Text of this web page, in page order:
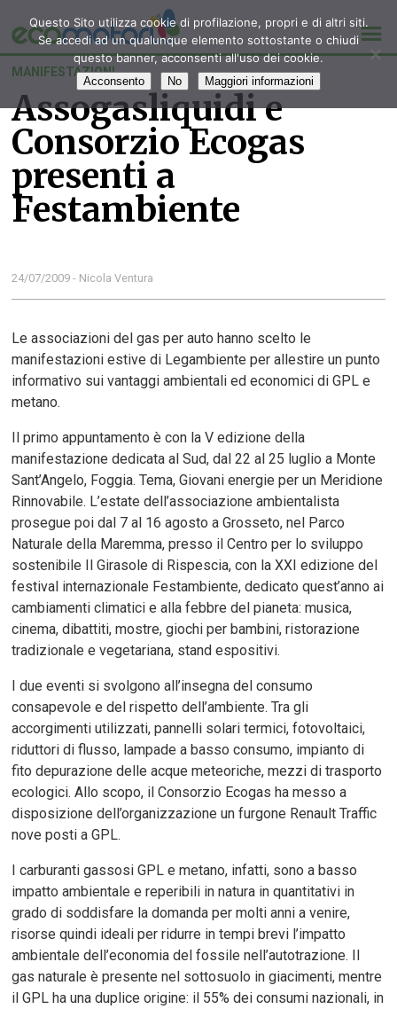
MANIFESTAZIONI
Assogasliquidi e
Consorzio Ecogas
presenti a
Festambiente
24/07/2009 - Nicola Ventura
Le associazioni del gas per auto hanno scelto le
manifestazioni estive di Legambiente per allestire un punto
informativo sui vantaggi ambientali ed economici di GPL e
metano.
Il primo appuntamento è con la V edizione della
manifestazione dedicata al Sud, dal 22 al 25 luglio a Monte
Sant’Angelo, Foggia. Tema, Giovani energie per un Meridione
Rinnovabile. L’estate dell’associazione ambientalista
prosegue poi dal 7 al 16 agosto a Grosseto, nel Parco
Naturale della Maremma, presso il Centro per lo sviluppo
sostenibile Il Girasole di Rispescia, con la XXI edizione del
festival internazionale Festambiente, dedicato quest’anno ai
cambiamenti climatici e alla febbre del pianeta: musica,
cinema, dibattiti, mostre, giochi per bambini, ristorazione
tradizionale e vegetariana, stand espositivi.
I due eventi si svolgono all’insegna del consumo
consapevole e del rispetto dell’ambiente. Tra gli
accorgimenti utilizzati, pannelli solari termici, fotovoltaici,
riduttori di flusso, lampade a basso consumo, impianto di
fito depurazione delle acque meteoriche, mezzi di trasporto
ecologici. Allo scopo, il Consorzio Ecogas ha messo a
disposizione dell’organizzazione un furgone Renault Traffic
nove posti a GPL.
I carburanti gassosi GPL e metano, infatti, sono a basso
impatto ambientale e reperibili in natura in quantitativi in
grado di soddisfare la domanda per molti anni a venire,
risorse quindi ideali per ridurre in tempi brevi l’impatto
ambientale dell’economia del fossile nell’autotrazione. Il
gas naturale è presente nel sottosuolo in giacimenti, mentre
il GPL ha una duplice origine: il 55% dei consumi nazionali, in
Questo Sito utilizza cookie di profilazione, propri e di altri siti.
Se accedi ad un qualunque elemento sottostante o chiudi
questo banner, acconsenti all'uso dei cookie.
Acconsento No Maggiori informazioni